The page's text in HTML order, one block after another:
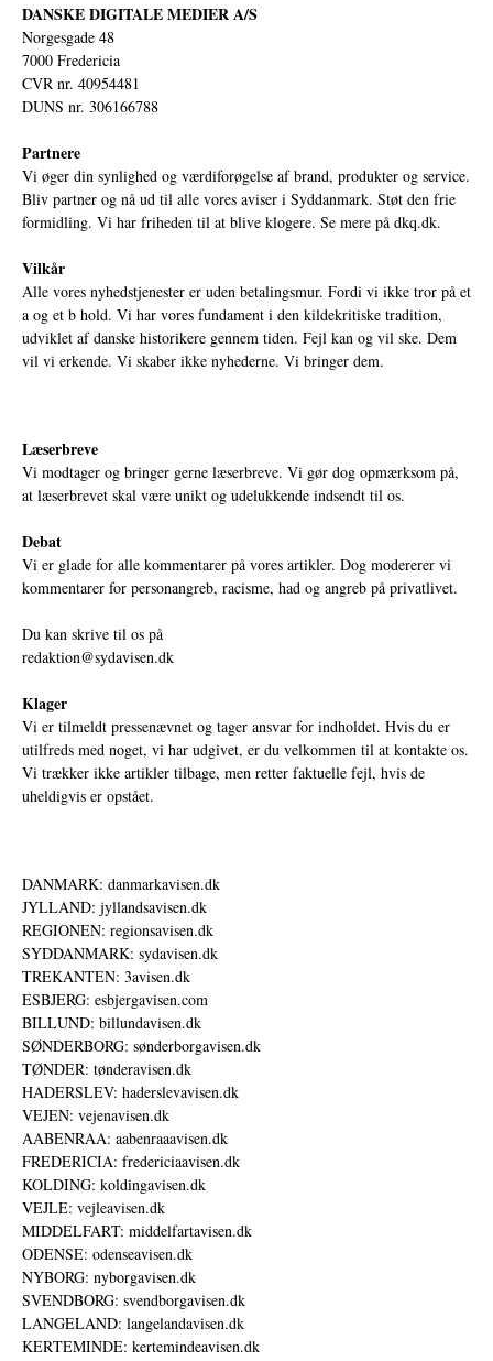
DANSKE DIGITALE MEDIER A/S
Norgesgade 48
7000 Fredericia
CVR nr. 40954481
DUNS nr. 306166788
Partnere
Vi øger din synlighed og værdiforøgelse af brand, produkter og service.
Bliv partner og nå ud til alle vores aviser i Syddanmark. Støt den frie
formidling. Vi har friheden til at blive klogere. Se mere på dkq.dk.
Vilkår
Alle vores nyhedstjenester er uden betalingsmur. Fordi vi ikke tror på et
a og et b hold. Vi har vores fundament i den kildekritiske tradition,
udviklet af danske historikere gennem tiden. Fejl kan og vil ske. Dem
vil vi erkende. Vi skaber ikke nyhederne. Vi bringer dem.
Læserbreve
Vi modtager og bringer gerne læserbreve. Vi gør dog opmærksom på,
at læserbrevet skal være unikt og udelukkende indsendt til os.
Debat
Vi er glade for alle kommentarer på vores artikler. Dog modererer vi
kommentarer for personangreb, racisme, had og angreb på privatlivet.
Du kan skrive til os på
redaktion@sydavisen.dk
Klager
Vi er tilmeldt pressenævnet og tager ansvar for indholdet. Hvis du er
utilfreds med noget, vi har udgivet, er du velkommen til at kontakte os.
Vi trækker ikke artikler tilbage, men retter faktuelle fejl, hvis de
uheldigvis er opstået.
DANMARK: danmarkavisen.dk
JYLLAND: jyllandsavisen.dk
REGIONEN: regionsavisen.dk
SYDDANMARK: sydavisen.dk
TREKANTEN: 3avisen.dk
ESBJERG: esbjergavisen.com
BILLUND: billundavisen.dk
SØNDERBORG: sønderborgavisen.dk
TØNDER: tønderavisen.dk
HADERSLEV: haderslevavisen.dk
VEJEN: vejenavisen.dk
AABENRAA: aabenraaavisen.dk
FREDERICIA: fredericiaavisen.dk
KOLDING: koldingavisen.dk
VEJLE: vejleavisen.dk
MIDDELFART: middelfartavisen.dk
ODENSE: odenseavisen.dk
NYBORG: nyborgavisen.dk
SVENDBORG: svendborgavisen.dk
LANGELAND: langelandavisen.dk
KERTEMINDE: kertemindeavisen.dk